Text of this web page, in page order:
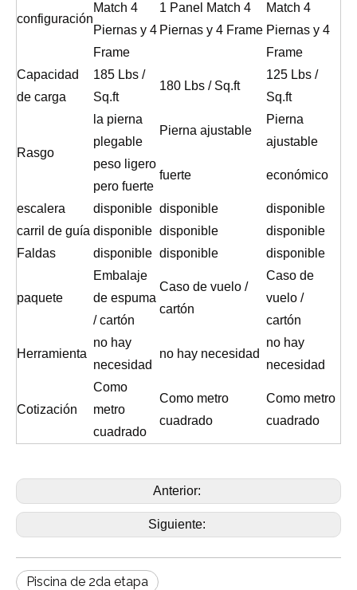
configuración
Match 4
Piernas y 4
Frame
1 Panel Match 4
Piernas y 4 Frame
Match 4
Piernas y 4
Frame
Capacidad
de carga
185 Lbs /
Sq.ft
180 Lbs / Sq.ft
125 Lbs /
Sq.ft
Rasgo
la pierna
plegable
Pierna ajustable
Pierna
ajustable
peso ligero
pero fuerte
fuerte económico
escalera disponible disponible
disponible
carril de guía disponible disponible
disponible
Faldas
disponible disponible disponible
paquete
Embalaje
de espuma
/ cartón
Caso de vuelo /
cartón
Caso de
vuelo /
cartón
Herramienta
no hay
necesidad
no hay necesidad
no hay
necesidad
Cotización
Como
metro
cuadrado
Como metro
cuadrado
Como metro
cuadrado
Anterior:
Siguiente:
Piscina de 2da etapa